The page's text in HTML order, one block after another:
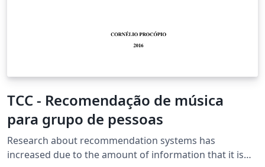
TCC - Recomendação de música
para grupo de pessoas
Research about recommendation systems has
increased due to the amount of information that it is